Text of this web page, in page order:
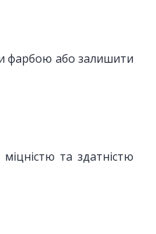
фарбою або залишити
та здатністю